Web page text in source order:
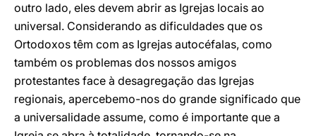
outro lado, eles devem abrir as Igrejas locais ao
universal. Considerando as dificuldades que os
Ortodoxos têm com as Igrejas autocéfalas, como
também os problemas dos nossos amigos
protestantes face à desagregação das Igrejas
regionais, apercebemo-nos do grande significado que
a universalidade assume, como é importante que a